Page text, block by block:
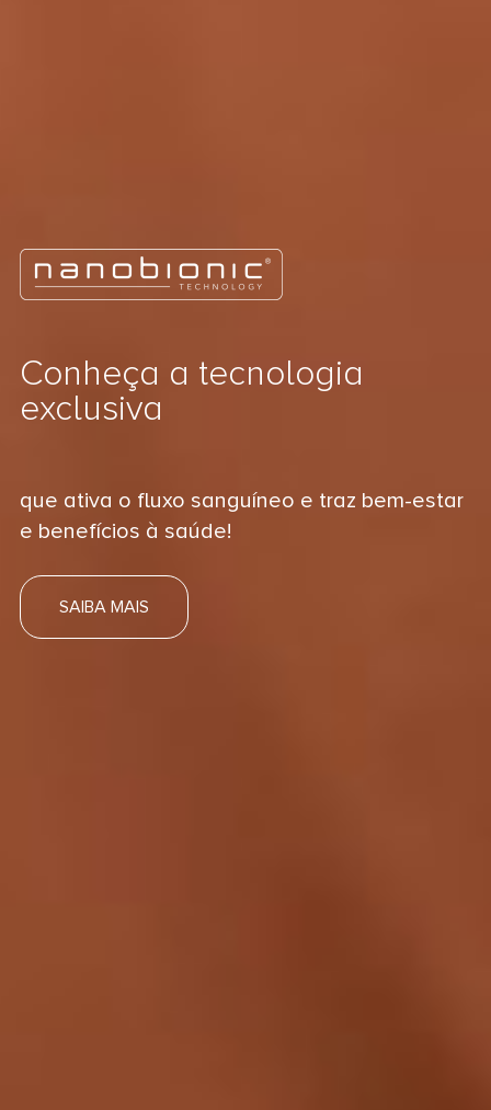
Conheça a tecnologia
exclusiva
que ativa o fluxo sanguíneo e traz bem-estar
e benefícios à saúde!
SAIBA MAIS